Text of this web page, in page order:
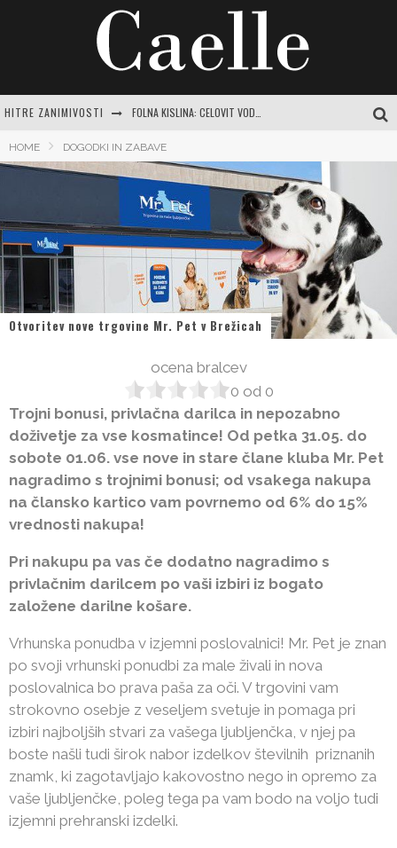
HITRE ZANIMIVOSTI
MISLI O NARAVI: ZAKAJ JE POVEZAVA Z ZELENO MODROSTJO KLJUČNA ZA SODOBNO ŽENSKO
JASNA GRBIČ: CELOVIT VODNIK PO ŽIVLJENJU IN DELU SLOVENSKE IKONE
SRCE DOMA: VODIČ DO USTVARJANJA PRISTNEGA ZATOČIŠČA Z NAJLEPŠIMI MISLIMI
HOME DOGODKI IN ZABAVE
Otvoritev nove trgovine Mr. Pet v Brežicah
ocena bralcev
0 od 0
Trojni bonusi, privlačna darilca in nepozabno
doživetje za vse kosmatince! Od petka 31.05. do
sobote 01.06. vse nove in stare člane kluba Mr. Pet
nagradimo s trojnimi bonusi; od vsakega nakupa
na člansko kartico vam povrnemo od 6% do 15%
vrednosti nakupa!
Pri nakupu pa vas če dodatno nagradimo s
privlačnim darilcem po vaši izbiri iz bogato
založene darilne košare.
Vrhunska ponudba v izjemni poslovalnici! Mr. Pet je znan
po svoji vrhunski ponudbi za male živali in nova
poslovalnica bo prava paša za oči. V trgovini vam
strokovno osebje z veseljem svetuje in pomaga pri
izbiri najboljših stvari za vašega ljubljenčka, v njej pa
boste našli tudi širok nabor izdelkov številnih priznanih
znamk, ki zagotavljajo kakovostno nego in opremo za
vaše ljubljenčke, poleg tega pa vam bodo na voljo tudi
izjemni prehranski izdelki.